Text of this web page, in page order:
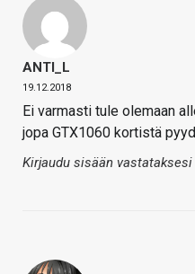
ANTI_L
19.12.2018
Ei varmasti tule olemaan
jopa GTX1060 kortistä
Kirjaudu sisään vastataksesi